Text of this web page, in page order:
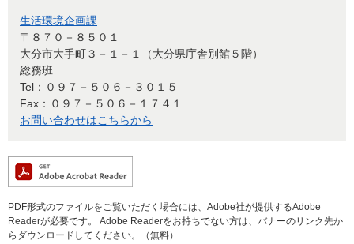
生活環境企画課
〒８７０－８５０１
大分市大手町３－１－１（大分県庁舎別館５階）
総務班
Tel：０９７－５０６－３０１５
Fax：０９７－５０６－１７４１
お問い合わせはこちらから
PDF形式のファイルをご覧いただく場合には、Adobe社が提供するAdobe
Readerが必要です。
Adobe Readerをお持ちでない方は、バナーのリンク先か
らダウンロードしてください。（無料）